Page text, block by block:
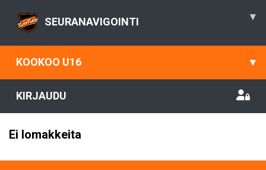
SEURANAVIGOINTI ▾
KOOKOO U16 ▾
KIRJAUDU
Ei lomakkeita